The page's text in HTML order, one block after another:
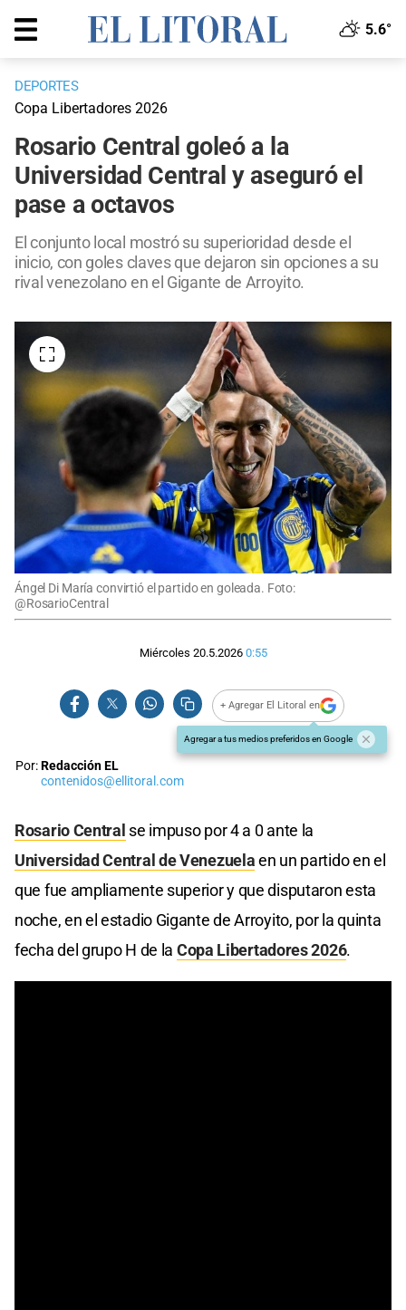
5.6°
DEPORTES
Copa Libertadores 2026
Rosario Central goleó a la
Universidad Central y aseguró el
pase a octavos
El conjunto local mostró su superioridad desde el
inicio, con goles claves que dejaron sin opciones a su
rival venezolano en el Gigante de Arroyito.
Ángel Di María convirtió el partido en goleada. Foto:
@RosarioCentral
Miércoles 20.5.2026 0:55
+ Agregar El Litoral en
Agregar a tus medios preferidos en Google
Por:Redacción EL
contenidos@ellitoral.com
Rosario Central se impuso por 4 a 0 ante la
Universidad Central de Venezuelaen un partido en el
que fue ampliamente superior y que disputaron esta
noche, en el estadio Gigante de Arroyito, por la quinta
fecha del grupo H de la Copa Libertadores 2026.